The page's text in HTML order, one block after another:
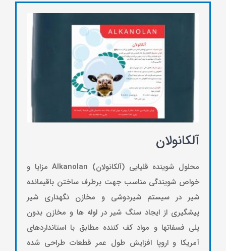
آلکانولان
محلول شوینده قلیایی (آلکانولان) Alkanolan مزایا و
خواص شویندگی مناسب جهت برطرف ساختن باقی­مانده
شیر در سیستم شیردوشی و مخازن نگهداری شیر
پیشگیری از ایجاد سنگ شیر در لوله­ ها و مخازن بدون
پلی فسفات­ها و مواد کف کننده مطابق با استانداردهای
آمریکا و اروپا افزایش طول عمر قطعات طراحی شده